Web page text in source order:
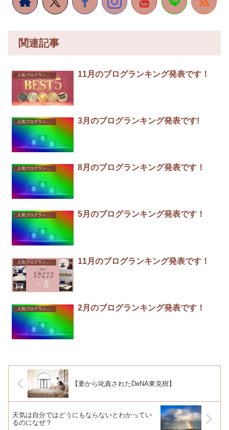
関連記事
11月のブログランキング発表です！
人気ブログランキング 3月のブログランキング発表です!
人気ブログランキング 8月のブログランキング発表です！
人気ブログランキング 5月のブログランキング発表です！
11月のブログランキング発表です！
2月のブログランキング発表です！
【妻から叱責されたDeNA東克樹】
天気は自分ではどうにもならないとわかってい
るのになぜ？